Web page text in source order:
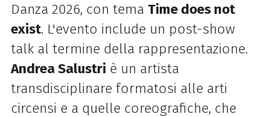
Danza 2026, con tema Time does not
exist. L'evento include un post-show
talk al termine della rappresentazione.
Andrea Salustri è un artista
transdisciplinare formatosi alle arti
circensi e a quelle coreografiche, che